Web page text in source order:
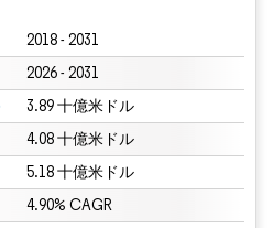
2018 - 2031
2026 - 2031
3.89 十億米ドル
4.08 十億米ドル
5.18 十億米ドル
4.90% CAGR